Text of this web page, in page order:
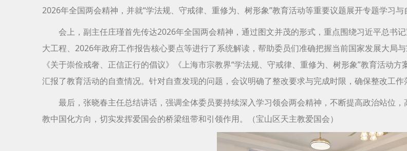
2026年全国两会精神，并就“学法规、守戒律、重修为、树形象”教育活动等重要议题展开专题学习与
会上，副主任庄瑾首先传达2026年全国两会精神，通过图文并茂的形式，重点围绕习近平总书
大工程、2026年政府工作报告核心要点等进行了系统解读，帮助委员们准确把握当前国家发展大局
《关于崇俭戒奢、正信正行的倡议》《上海市宗教界“学法规、守戒律、重修为、树形象”教育活动
汇报了教育活动的自查情况。针对自查发现的问题，会议明确了整改要求与完成时限，确保整改工作
最后，张晓春主任总结讲话，强调全体委员要持续深入学习领会两会精神，不断提高政治站位
教中国化方向，切实发挥爱国会的桥梁纽带和引领作用。（宝山区天主教爱国会）